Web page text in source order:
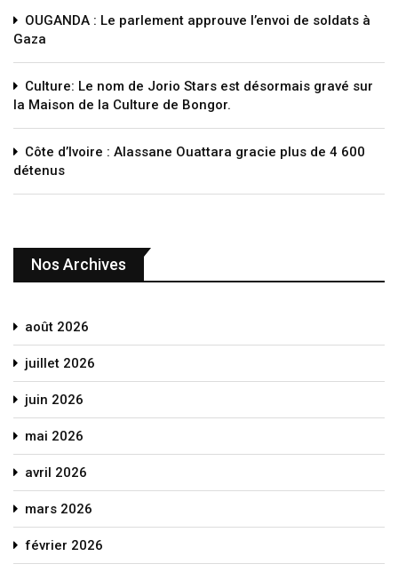
OUGANDA : Le parlement approuve l’envoi de soldats à
Gaza
Culture: Le nom de Jorio Stars est désormais gravé sur
la Maison de la Culture de Bongor.
Côte d’Ivoire : Alassane Ouattara gracie plus de 4 600
détenus
Nos Archives
août 2026
juillet 2026
juin 2026
mai 2026
avril 2026
mars 2026
février 2026